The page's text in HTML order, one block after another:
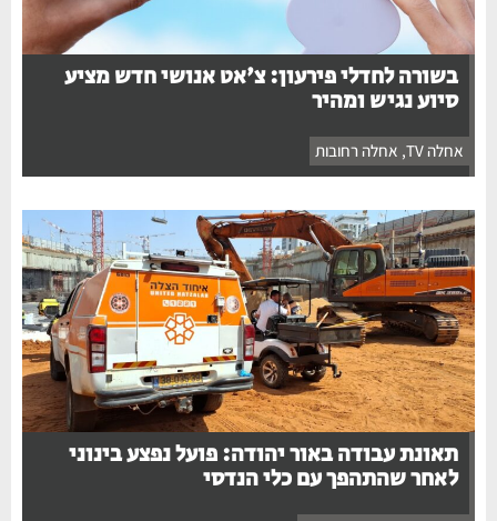
בשורה לחדלי פירעון: צ'אט אנושי חדש מציע
סיוע נגיש ומהיר
אחלה TV , אחלה רחובות
תאונת עבודה באור יהודה: פועל נפצע בינוני
לאחר שהתהפך עם כלי הנדסי